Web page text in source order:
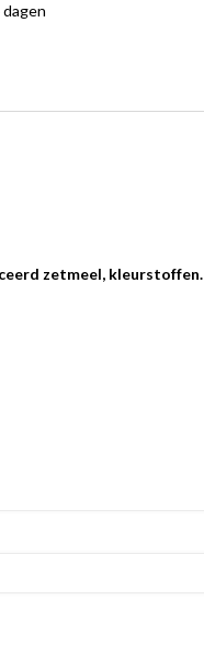
zetmeel, kleurstoffen.